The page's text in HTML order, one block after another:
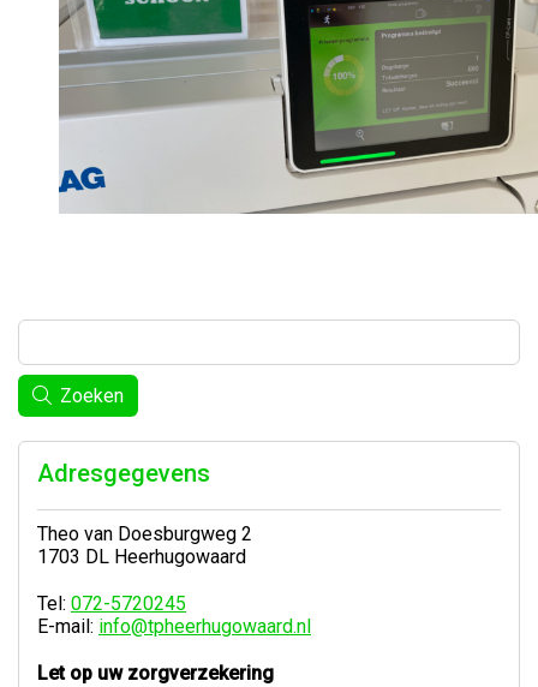
Zoeken
Adresgegevens
Theo van Doesburgweg 2
1703 DL Heerhugowaard
Tel: 072-5720245
E-mail: info@tpheerhugowaard.nl
Let op uw zorgverzekering